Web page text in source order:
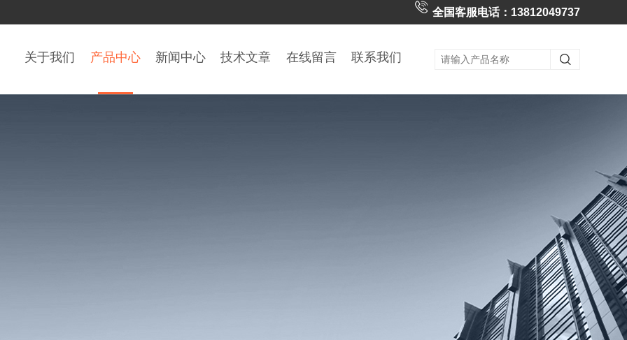
全国客服电话：13812049737
关于我们 产品中心 新闻中心 技术文章 在线留言 联系我们